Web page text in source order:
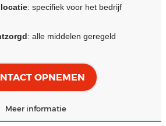
: specifiek voor het bedrijf
: alle middelen geregeld
OPNEMEN
Meer informatie